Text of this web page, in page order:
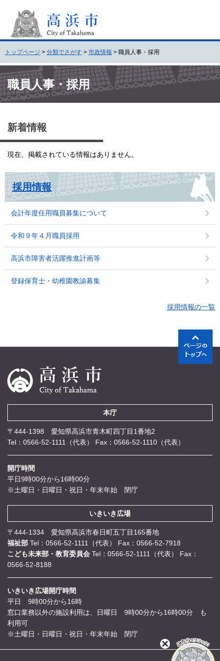
頭
で
す
。
飛
ば
し
て
本
トップページ > 分類でさがす > 市政情報 > 職員人事・採用
文職員人事・採用
新着情報
現在、掲載されている情報はありません。
採用情報
会計年度任用職員募集について
令和９年４月職員採用
高浜市障害者活躍推進計画等
登録保育士・幼稚園教諭募集
採用情報の一覧
本庁
〒444-1398 愛知県高浜市青木町四丁目1番地2
Tel：0566-52-1111（代表）
Fax：0566-52-1110（代表）
開庁時間
平日9時00分から16時00分
※土曜日・日曜日・祝日・年末年始 閉庁
いきいき広場
〒444-1334 愛知県高浜市春日町五丁目165番地
福祉部 Tel：0566-52-1111（代表）
Fax：0566-52-7918
こども未来部・教育委員会 Tel：0566-52-1111（代表）
Fax：
0566-52-8188
いきいき広場開庁時間
平日 9時00分から16時
窓口業務以外の施設利用は、日曜日 9時00分から16時00分 も
利用可
※土曜日・日曜日・祝日・年末年始 閉庁
閉